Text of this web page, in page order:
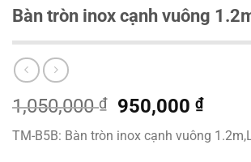
Bàn tròn inox cạnh vuông
1,050,000₫
Giá
gốc
là:
950,000₫Giá
hiện
tại
TM-B5B: Bàn tròn inox cạnh vuông